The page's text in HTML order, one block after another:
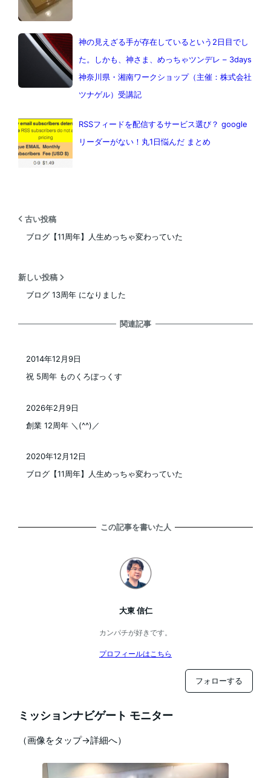
神の見えざる手が存在しているという2日目でし
た。しかも、神さま、めっちゃツンデレ – 3days
神奈川県・湘南ワークショップ（主催：株式会社
ツナゲル）受講記
RSSフィードを配信するサービス選び？ google
リーダーがない！丸1日悩んだ まとめ
古い投稿
ブログ【11周年】人生めっちゃ変わっていた
新しい投稿
ブログ 13周年 になりました
関連記事
祝 5周年 ものくろぼっくす
2014年12月9日
創業 12周年 ＼(^^)／
2026年2月9日
ブログ【11周年】人生めっちゃ変わっていた
2020年12月12日
この記事を書いた人
大東 信仁
カンパチが好きです。
プロフィールはこちら
フォローする
ミッションナビゲート モニター
（画像をタップ→詳細へ）